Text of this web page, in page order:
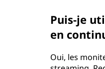
Puis-je
en
Oui, les